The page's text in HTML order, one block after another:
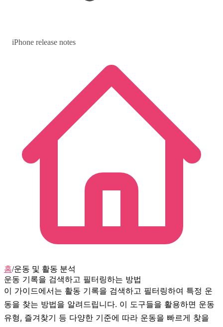
iPhone release notes
홈/운동 및 활동 분석
운동 기록을 검색하고 필터링하는 방법
이 가이드에서는 활동 기록을 검색하고 필터링하여 특정 운
동을 찾는 방법을 알려드립니다. 이 도구들을 활용하면 운동
유형, 즐겨찾기 등 다양한 기준에 따라 운동을 빠르게 찾을